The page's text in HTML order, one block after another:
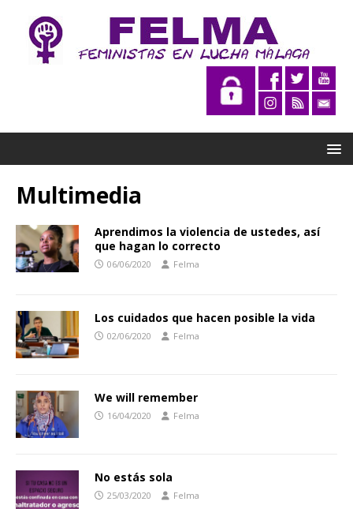
Multimedia
Aprendimos la violencia de ustedes, así
que hagan lo correcto
06/06/2020 Felma
Los cuidados que hacen posible la vida
02/06/2020 Felma
We will remember
16/04/2020 Felma
No estás sola
25/03/2020 Felma